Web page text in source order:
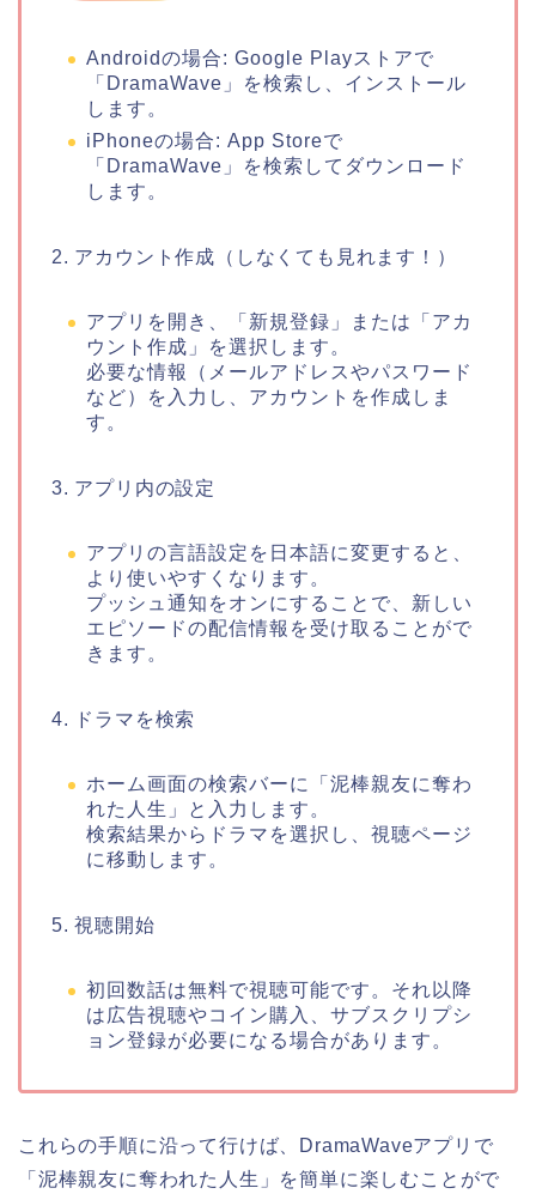
Androidの場合: Google Playストアで
「DramaWave」を検索し、インストール
します。
iPhoneの場合: App Storeで
「DramaWave」を検索してダウンロード
します。
2. アカウント作成（しなくても見れます！）
アプリを開き、「新規登録」または「アカ
ウント作成」を選択します。
必要な情報（メールアドレスやパスワード
など）を入力し、アカウントを作成しま
す。
3. アプリ内の設定
アプリの言語設定を日本語に変更すると、
より使いやすくなります。
プッシュ通知をオンにすることで、新しい
エピソードの配信情報を受け取ることがで
きます。
4. ドラマを検索
ホーム画面の検索バーに「泥棒親友に奪わ
れた人生」と入力します。
検索結果からドラマを選択し、視聴ページ
に移動します。
5. 視聴開始
初回数話は無料で視聴可能です。それ以降
は広告視聴やコイン購入、サブスクリプシ
ョン登録が必要になる場合があります。
これらの手順に沿って行けば、DramaWaveアプリで
「泥棒親友に奪われた人生」を簡単に楽しむことがで